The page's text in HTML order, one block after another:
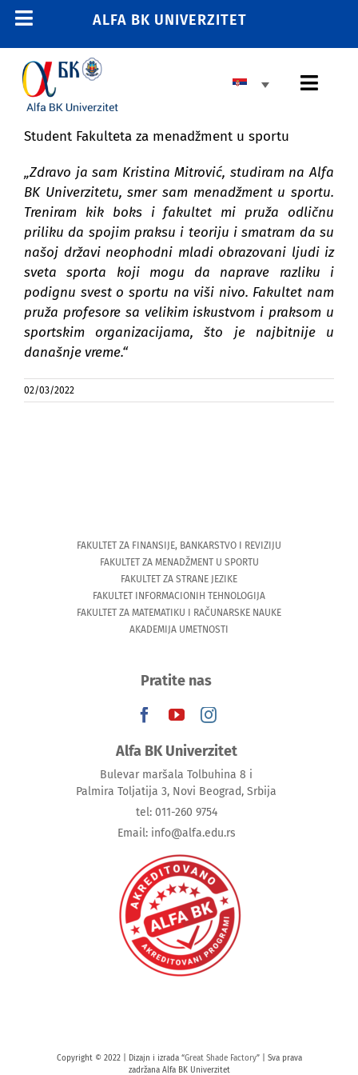
Skip
content
Toggle
Navigation
POČETNA
E-STUDENT
011 2606 380
info@alfa.edu.rs
ALFA BK UNIVERZITET
OSNOVNE STUDIJE
MASTER STUDIJE
DOKTORSKE STUDIJE
UPIS
UNIVERZITET
Student Fakulteta za menadžment u sportu
„Zdravo ja sam Kristina Mitrović, studiram na Alfa
BK Univerzitetu, smer sam menadžment u sportu.
Treniram kik boks i fakultet mi pruža odličnu
priliku da spojim praksu i teoriju i smatram da su
našoj državi neophodni mladi obrazovani ljudi iz
sveta sporta koji mogu da naprave razliku i
podignu svest o sportu na viši nivo. Fakultet nam
pruža profesore sa velikim iskustvom i praksom u
sportskim organizacijama, što je najbitnije u
današnje vreme.“
02/03/2022
FAKULTET ZA FINANSIJE, BANKARSTVO I REVIZIJU
FAKULTET ZA MENADŽMENT U SPORTU
FAKULTET ZA STRANE JEZIKE
FAKULTET INFORMACIONIH TEHNOLOGIJA
FAKULTET ZA MATEMATIKU I RAČUNARSKE NAUKE
AKADEMIJA UMETNOSTI
Pratite nas
Alfa BK Univerzitet
Bulevar maršala Tolbuhina 8 i
Palmira Toljatija 3, Novi Beograd, Srbija
tel: 011-260 9754
Email: info@alfa.edu.rs
Copyright © 2022 | Dizajn i izrada “Great Shade Factory” | Sva prava
zadržana Alfa BK Univerzitet